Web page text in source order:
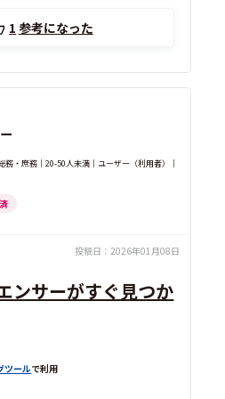
1 参考になった
務・庶務｜20-50人未満｜ユーザー（利用者）｜
投稿日： 2026年01月08日
ンサーがすぐ見つか
ツールで利用